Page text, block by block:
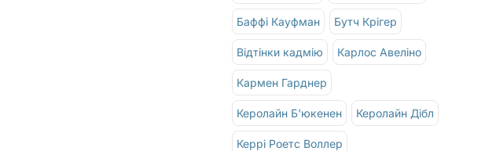
Баффі Кауфман Бутч Крігер
Відтінки кадмію Карлос Авеліно
Кармен Гарднер
Керолайн Б'юкенен Керолайн Дібл
Керрі Роетс Воллер